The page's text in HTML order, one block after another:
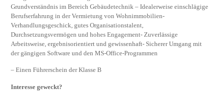
Grundverständnis im Bereich Gebäudetechnik – Idealerweise einschlägige
Berufserfahrung in der Vermietung von Wohnimmobilien-
Verhandlungsgeschick, gutes Organisationstalent,
Durchsetzungsvermögen und hohes Engagement- Zuverlässige
Arbeitsweise, ergebnisorientiert und gewissenhaft- Sicherer Umgang mit
der gängigen Software und den MS-Office-Programmen
– Einen Führerschein der Klasse B
Interesse geweckt?